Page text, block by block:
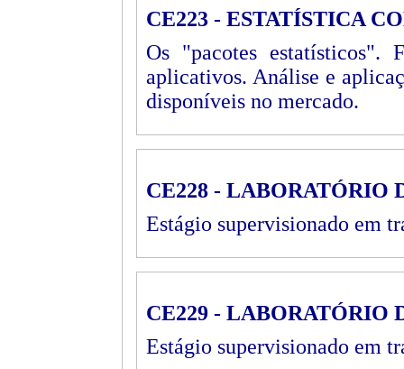
CE223 - ESTATÍSTICA
Os "pacotes estatísticos".
aplicativos. Análise e
disponíveis no mercado.
CE228 - LABORATÓRIO
Estágio supervisionado em
CE229 - LABORATÓRIO
Estágio supervisionado em